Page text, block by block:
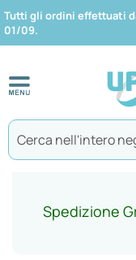
Tutti gli ordini effettuati
01/09.
Spedizione